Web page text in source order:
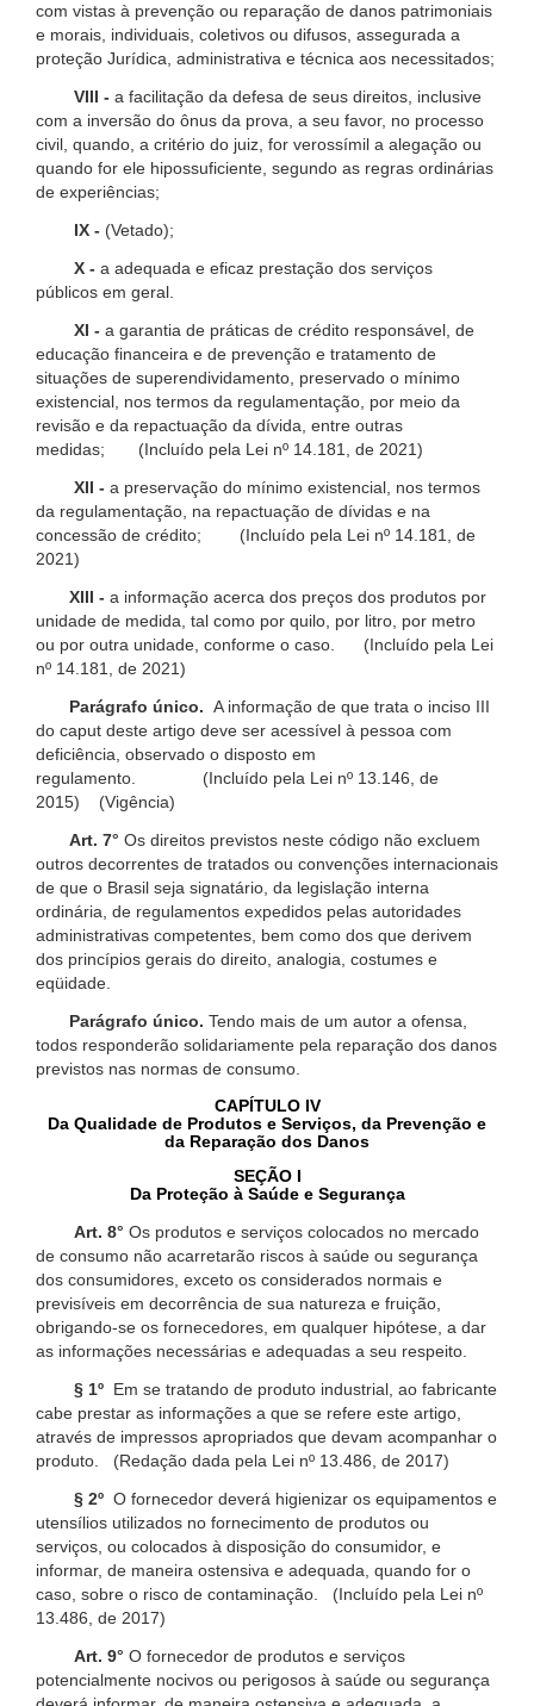
com vistas à prevenção ou reparação de danos patrimoniais
e morais, individuais, coletivos ou difusos, assegurada a
proteção Jurídica, administrativa e técnica aos necessitados;
VIII - a facilitação da defesa de seus direitos, inclusive
com a inversão do ônus da prova, a seu favor, no processo
civil, quando, a critério do juiz, for verossímil a alegação ou
quando for ele hipossuficiente, segundo as regras ordinárias
de experiências;
IX - (Vetado);
X - a adequada e eficaz prestação dos serviços
públicos em geral.
XI - a garantia de práticas de crédito responsável, de
educação financeira e de prevenção e tratamento de
situações de superendividamento, preservado o mínimo
existencial, nos termos da regulamentação, por meio da
revisão e da repactuação da dívida, entre outras
medidas; (Incluído pela Lei nº 14.181, de 2021)
XII - a preservação do mínimo existencial, nos termos
da regulamentação, na repactuação de dívidas e na
concessão de crédito; (Incluído pela Lei nº 14.181, de
2021)
XIII - a informação acerca dos preços dos produtos por
unidade de medida, tal como por quilo, por litro, por metro
ou por outra unidade, conforme o caso. (Incluído pela Lei
nº 14.181, de 2021)
Parágrafo único. A informação de que trata o inciso III
do caput deste artigo deve ser acessível à pessoa com
deficiência, observado o disposto em
regulamento. (Incluído pela Lei nº 13.146, de
2015) (Vigência)
Art. 7° Os direitos previstos neste código não excluem
outros decorrentes de tratados ou convenções internacionais
de que o Brasil seja signatário, da legislação interna
ordinária, de regulamentos expedidos pelas autoridades
administrativas competentes, bem como dos que derivem
dos princípios gerais do direito, analogia, costumes e
eqüidade.
Parágrafo único. Tendo mais de um autor a ofensa,
todos responderão solidariamente pela reparação dos danos
previstos nas normas de consumo.
CAPÍTULO IV
Da Qualidade de Produtos e Serviços, da Prevenção e
da Reparação dos Danos
SEÇÃO I
Da Proteção à Saúde e Segurança
Art. 8° Os produtos e serviços colocados no mercado
de consumo não acarretarão riscos à saúde ou segurança
dos consumidores, exceto os considerados normais e
previsíveis em decorrência de sua natureza e fruição,
obrigando-se os fornecedores, em qualquer hipótese, a dar
as informações necessárias e adequadas a seu respeito.
§ 1º Em se tratando de produto industrial, ao fabricante
cabe prestar as informações a que se refere este artigo,
através de impressos apropriados que devam acompanhar o
produto. (Redação dada pela Lei nº 13.486, de 2017)
§ 2º O fornecedor deverá higienizar os equipamentos e
utensílios utilizados no fornecimento de produtos ou
serviços, ou colocados à disposição do consumidor, e
informar, de maneira ostensiva e adequada, quando for o
caso, sobre o risco de contaminação. (Incluído pela Lei nº
13.486, de 2017)
Art. 9° O fornecedor de produtos e serviços
potencialmente nocivos ou perigosos à saúde ou segurança